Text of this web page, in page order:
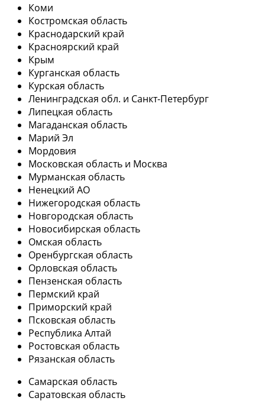
Коми
Костромская область
Краснодарский край
Красноярский край
Крым
Курганская область
Курская область
Ленинградская обл. и Санкт-Петербург
Липецкая область
Магаданская область
Марий Эл
Мордовия
Московская область и Москва
Мурманская область
Ненецкий АО
Нижегородская область
Новгородская область
Новосибирская область
Омская область
Оренбургская область
Орловская область
Пензенская область
Пермский край
Приморский край
Псковская область
Республика Алтай
Ростовская область
Рязанская область
Самарская область
Саратовская область